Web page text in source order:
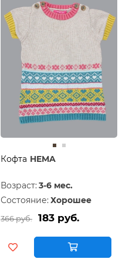
Кофта HEMA
Возраст: 3-6 мес.
Состояние: Хорошее
366 руб. 183 руб.